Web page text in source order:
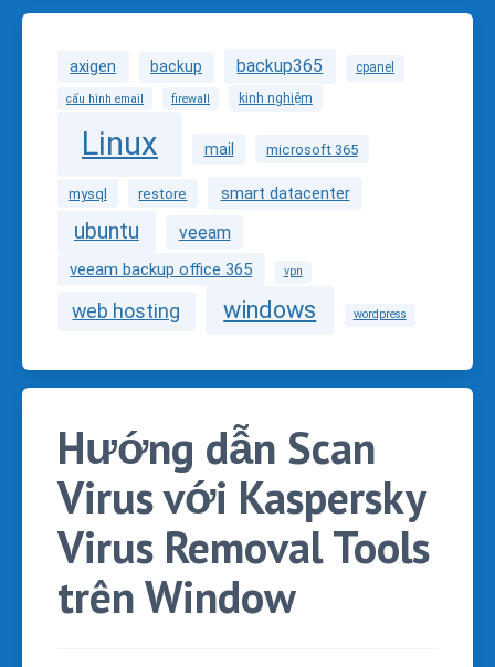
axigen backup backup365 cpanel
cấu hình email firewall kinh nghiệm
Linux mail microsoft 365
mysql restore smart datacenter
ubuntu veeam
veeam backup office 365 vpn
web hosting windows wordpress
Hướng dẫn Scan
Virus với Kaspersky
Virus Removal Tools
trên Window